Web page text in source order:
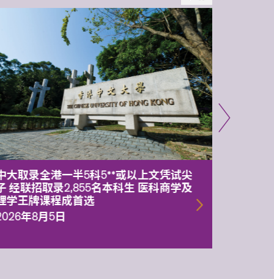
大取录全港一半5科5**或以上文凭试尖
经联招取录2,855名本科生 医科商学及
学王牌课程成首选
年8月5日